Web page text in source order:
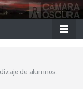
Oscura
de alumnos: